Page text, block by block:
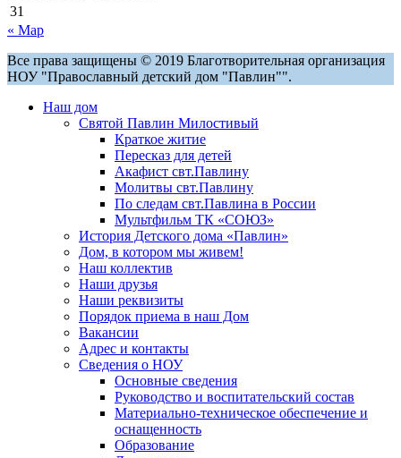
31
« Мар
Все права защищены © 2019 Благотворительная организация
НОУ "Православный детский дом "Павлин"".
Наш дом
Святой Павлин Милостивый
Краткое житие
Пересказ для детей
Акафист свт.Павлину
Молитвы свт.Павлину
По следам свт.Павлина в России
Мультфильм ТК «СОЮЗ»
История Детского дома «Павлин»
Дом, в котором мы живем!
Наш коллектив
Наши друзья
Наши реквизиты
Порядок приема в наш Дом
Вакансии
Адрес и контакты
Сведения о НОУ
Основные сведения
Руководство и воспитательский состав
Материально-техническое обеспечение и
оснащенность
Образование